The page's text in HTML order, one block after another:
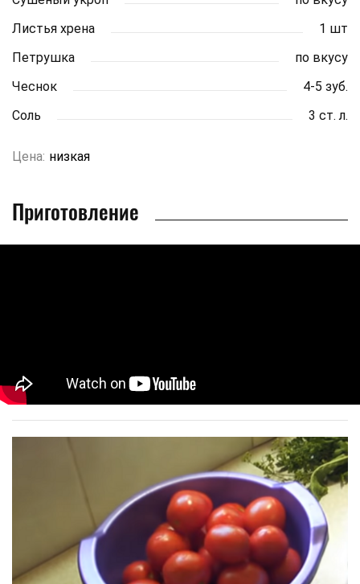
Листья хрена
1 шт
Петрушка
по вкусу
Чеснок
4-5 зуб.
Соль
3 ст. л.
Цена: низкая
Приготовление